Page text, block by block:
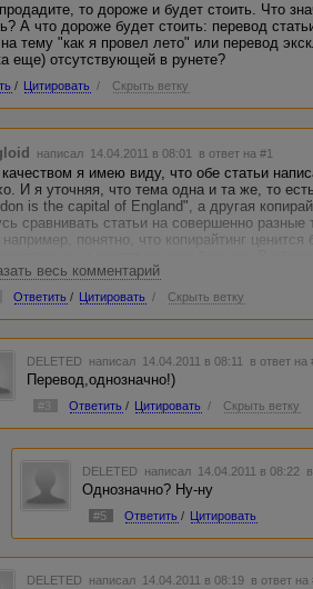
то дороже и будет стоить. Что
А что дороже будет стоить: перевод
на тему "как я провел лето" или перевод
еще) отсутствующей в рунете?
/ Цитировать / Скрыть ветку
написал 14.04.2011 в 08:01 в ответ на #1
я имею виду, что обе статьи
И я уточняя, что тема одна и та же, то
is the capital of England", а другая
сравнивать статьи на совершенно
например, понятно, что копирайтинг
или копирайтинг?
весь комментарий
Ответить / Цитировать / Скрыть ветку
DELETED написал 14.04.2011 в 08:11 в ответ на
Перевод,однозначно!)
#3 Ответить / Цитировать / Скрыть ветку
DELETED написал 14.04.2011 в 08:22
Однозначно? Ну-ну
#5 Ответить / Цитировать
DELETED написал 14.04.2011 в 08:19 в ответ на